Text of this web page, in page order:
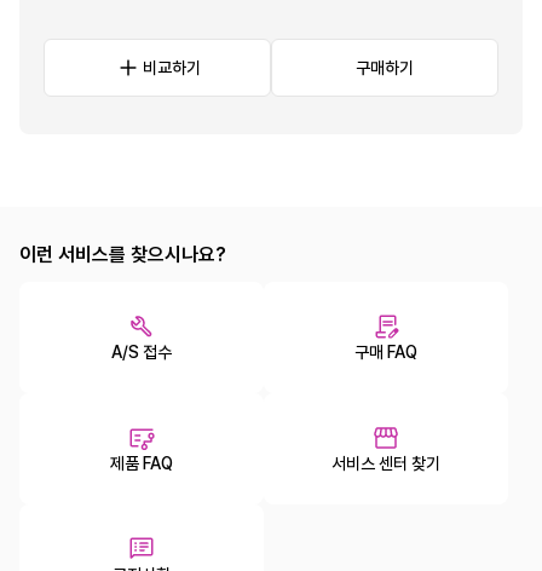
비교하기 구매하기
이런 서비스를 찾으시나요?
A/S 접수 구매 FAQ
제품 FAQ 서비스 센터 찾기